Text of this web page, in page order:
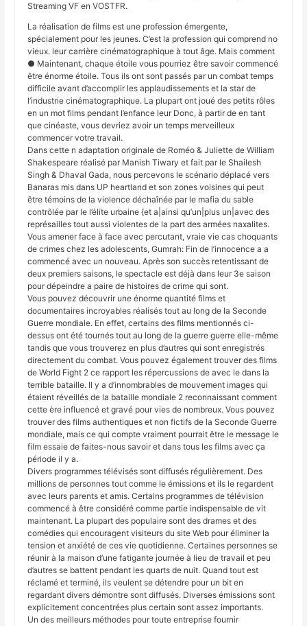
Streaming VF en VOSTFR.
La réalisation de films est une profession émergente,
spécialement pour les jeunes. C’est la profession qui comprend no
vieux. leur carrière cinématographique à tout âge. Mais comment
● Maintenant, chaque étoile vous pourriez être savoir commencé
être énorme étoile. Tous ils ont sont passés par un combat temps
difficile avant d’accomplir les applaudissements et la star de
l’industrie cinématographique. La plupart ont joué des petits rôles
en un mot films pendant l’enfance leur Donc, à partir de en tant
que cinéaste, vous devriez avoir un temps merveilleux
commencer votre travail.
Dans cette n adaptation originale de Roméo & Juliette de William
Shakespeare réalisé par Manish Tiwary et fait par le Shailesh
Singh & Dhaval Gada, nous percevons le scénario déplacé vers
Banaras mis dans UP heartland et son zones voisines qui peut
être témoins de la violence déchaînée par le mafia du sable
contrôlée par le l’élite urbaine {et a|ainsi qu’un|plus un|avec des
représailles tout aussi violentes de la part des armées naxalites.
Vous amener face à face avec percutant, vraie vie cas choquants
de crimes chez les adolescents, Gumrah: Fin de l’innocence a a
commencé avec un nouveau. Après son succès retentissant de
deux premiers saisons, le spectacle est déjà dans leur 3e saison
pour dépeindre a paire de histoires de crime qui sont.
Vous pouvez découvrir une énorme quantité films et
documentaires incroyables réalisés tout au long de la Seconde
Guerre mondiale. En effet, certains des films mentionnés ci-
dessus ont été tournés tout au long de la guerre guerre elle-même
tandis que vous trouverez en plus d’autres qui sont enregistrés
directement du combat. Vous pouvez également trouver des films
de World Fight 2 ce rapport les répercussions de avec le dans la
terrible bataille. Il y a d’innombrables de mouvement images qui
étaient réveillés de la bataille mondiale 2 reconnaissant comment
cette ère influencé et gravé pour vies de nombreux. Vous pouvez
trouver des films authentiques et non fictifs de la Seconde Guerre
mondiale, mais ce qui compte vraiment pourrait être le message le
film essaie de faites-nous savoir et dans tous les films avec ça
période il y a.
Divers programmes télévisés sont diffusés régulièrement. Des
millions de personnes tout comme le émissions et ils le regardent
avec leurs parents et amis. Certains programmes de télévision
commencé à être considéré comme partie indispensable de vit
maintenant. La plupart des populaire sont des drames et des
comédies qui encouragent visiteurs du site Web pour éliminer la
tension et anxiété de ces vie quotidienne. Certaines personnes se
réunir à la maison d’une fatigante journée à lieu de travail et peu
d’autres se battent pendant les quarts de nuit. Quand tout est
réclamé et terminé, ils veulent se détendre pour un bit en
regardant divers démontre sont diffusés. Diverses émissions sont
explicitement concentrées plus certain sont assez importants.
Un des meilleurs méthodes pour toute entreprise fournir